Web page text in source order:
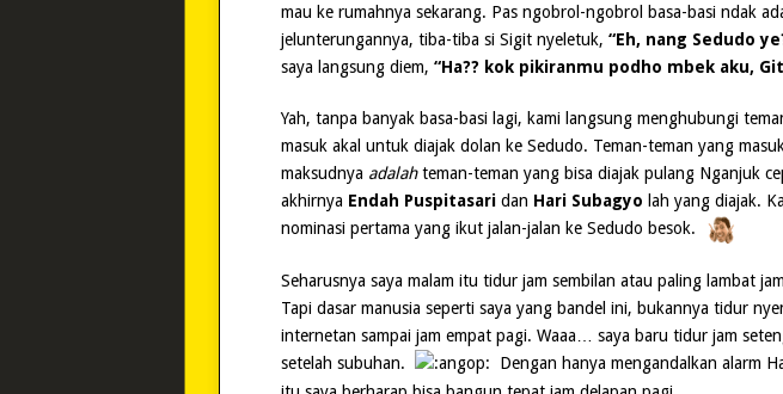
mau ke rumahnya sekarang. Pas ngobrol-ngobrol basa-basi ndak
jelunterungannya, tiba-tiba si Sigit nyeletuk, “Eh, nang Sedudo
saya langsung diem, “Ha?? kok pikiranmu podho mbek aku,
Yah, tanpa banyak basa-basi lagi, kami langsung menghubungi
masuk akal untuk diajak dolan ke Sedudo. Teman-teman yang
maksudnya adalahteman-teman yang bisa diajak pulang Nganjuk
akhirnya Endah Puspitasaridan Hari Subagyo lah yang diajak.
nominasi pertama yang ikut jalan-jalan ke Sedudo besok.
Seharusnya saya malam itu tidur jam sembilan atau paling lambat
Tapi dasar manusia seperti saya yang bandel ini, bukannya tidur
internetan sampai jam empat pagi. Waaa… saya baru tidur jam
setelah subuhan.
Dengan hanya mengandalkan alarm